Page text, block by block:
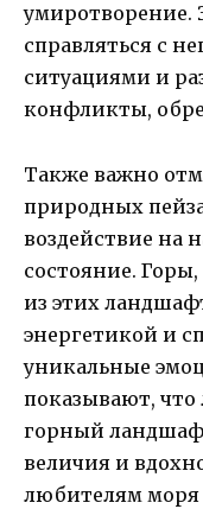
умиротворение.
справляться с
ситуациями и
конфликты,
Также важно
природных
воздействие на
состояние.
из этих
энергетикой и
уникальные
показывают,
горный
величия и
любителям моря